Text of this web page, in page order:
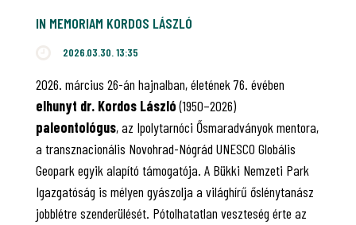
IN MEMORIAM KORDOS LÁSZLÓ
2026.03.30. 13:35
2026. március 26-án hajnalban, életének 76. évében
elhunyt dr. Kordos László(1950–2026)
paleontológus, az Ipolytarnóci Ősmaradványok mentora,
a transznacionális Novohrad-Nógrád UNESCO Globális
Geopark egyik alapító támogatója. A Bükki Nemzeti Park
Igazgatóság is mélyen gyászolja a világhírű őslénytanász
jobblétre szenderülését. Pótolhatatlan veszteség érte az